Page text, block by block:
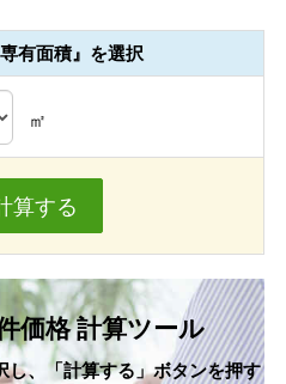
有面積』を選択
㎡
算する
価格 計算ツール
し、「計算する」ボタンを押す